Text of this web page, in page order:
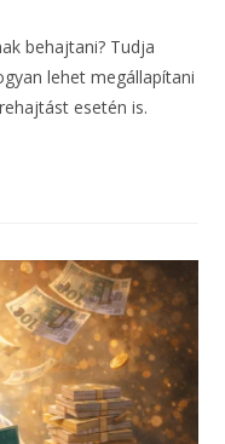
behajtani? Tudja
lehet megállapítani
esetén is.